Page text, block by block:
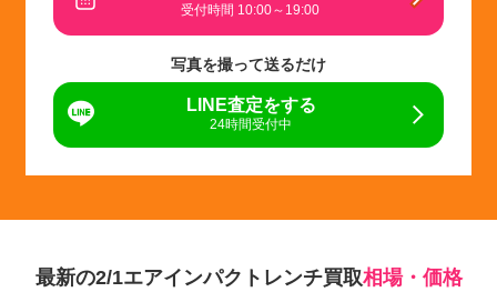
受付時間 10:00～19:00
写真を撮って送るだけ
LINE査定をする
24時間受付中
最新の2/1エアインパクトレンチ買取相場・価格